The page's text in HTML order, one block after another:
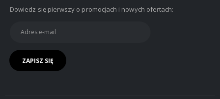
Dowiedz się pierwszy o promocjach i nowych ofertach: